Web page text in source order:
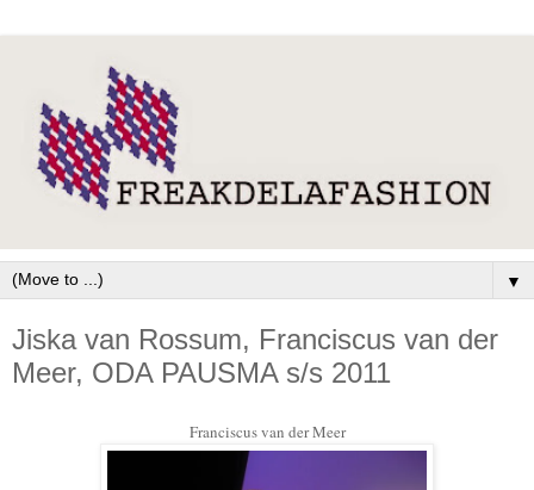
▼
Jiska van Rossum, Franciscus van der
Meer, ODA PAUSMA s/s 2011
Franciscus van der Meer